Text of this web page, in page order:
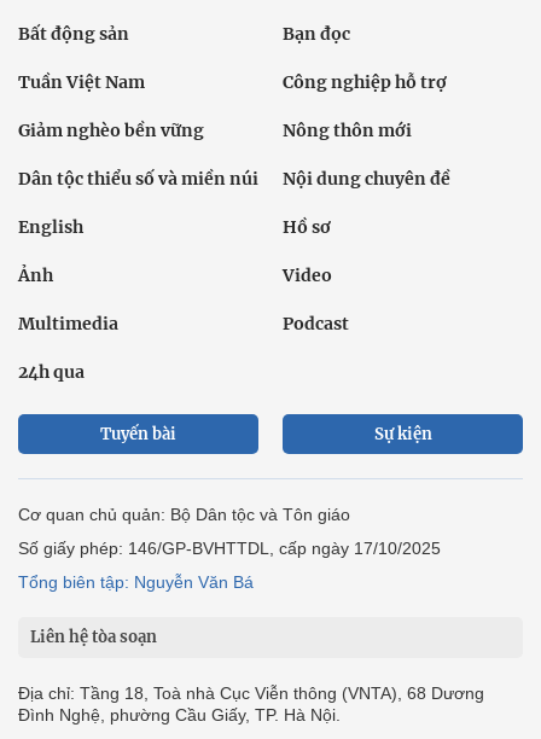
Bất động sản Bạn đọc
Tuần Việt Nam Công nghiệp hỗ trợ
Giảm nghèo bền vững Nông thôn mới
Dân tộc thiểu số và miền núi Nội dung chuyên đề
English Hồ sơ
Ảnh Video
Multimedia Podcast
24h qua
Tuyến bài Sự kiện
Cơ quan chủ quản: Bộ Dân tộc và Tôn giáo
Số giấy phép: 146/GP-BVHTTDL, cấp ngày 17/10/2025
Tổng biên tập: Nguyễn Văn Bá
Liên hệ tòa soạn
Địa chỉ: Tầng 18, Toà nhà Cục Viễn thông (VNTA), 68 Dương
Đình Nghệ, phường Cầu Giấy, TP. Hà Nội.